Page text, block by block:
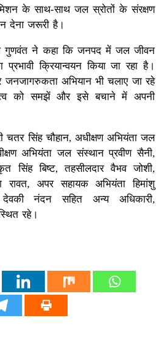
के साथ-साथ जल स्रोतों के संरक्षण
देना जरूरी है।
गुणवंत ने कहा कि जनपद में जल जीवन
क्रियान्वयन किया जा रहा है।
अभियान भी चलाए जा रहे
को समझें और इसे बचाने में अपनी
चतर सिंह चौहान, अधीक्षण अभियंता जल
अभियंता जल संस्थान प्रवीण सैनी,
सिंह बिष्ट, तहसीलदार वैभव जोशी,
रावत, अपर सहायक अभियंता हिमांशु
देवकी नंदन सहित अन्य अधिकारी,
रहे।